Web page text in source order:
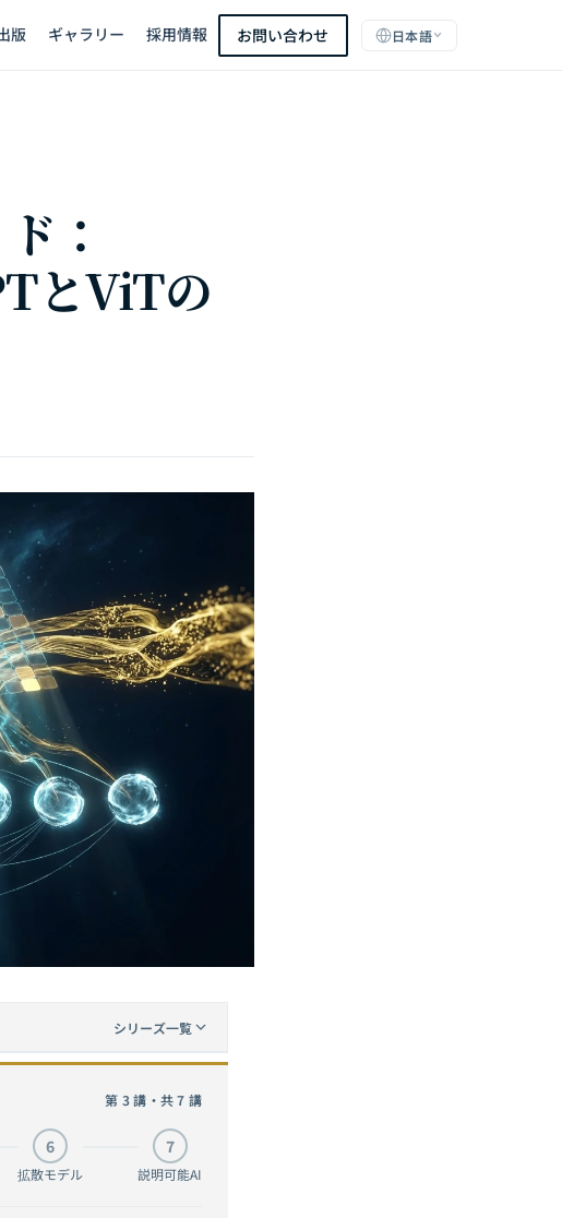
版 ギャラリー 採用情報 お問い合わせ 日本語
：
とViTの
シリーズ一覧
セルフアテンション完全ガイド：Transformerの原理からGPTとViTの実践まで——AI革命のコアエンジンを理解する 現在
第 3 講・共 7 講
6
拡散モデル
7
説明可能AI